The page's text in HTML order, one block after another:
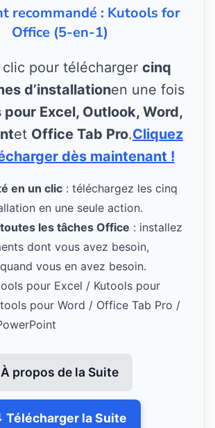
recommandé : Kutools for
Office (5-en-1)
pour télécharger cinq
d’installationen une fois
pour Excel, Outlook, Word,
et Office Tab Pro.Cliquez
dès maintenant !
en un clic : téléchargez les cinq
en une seule action.
les tâches Office : installez
dont vous avez besoin,
vous en avez besoin.
pour Excel / Kutools pour
pour Word / Office Tab Pro /
À propos de la Suite
Télécharger la Suite